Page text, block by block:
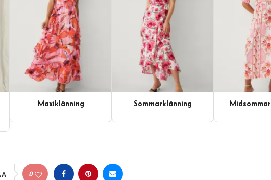
Maxiklänning Sommarklänning
0